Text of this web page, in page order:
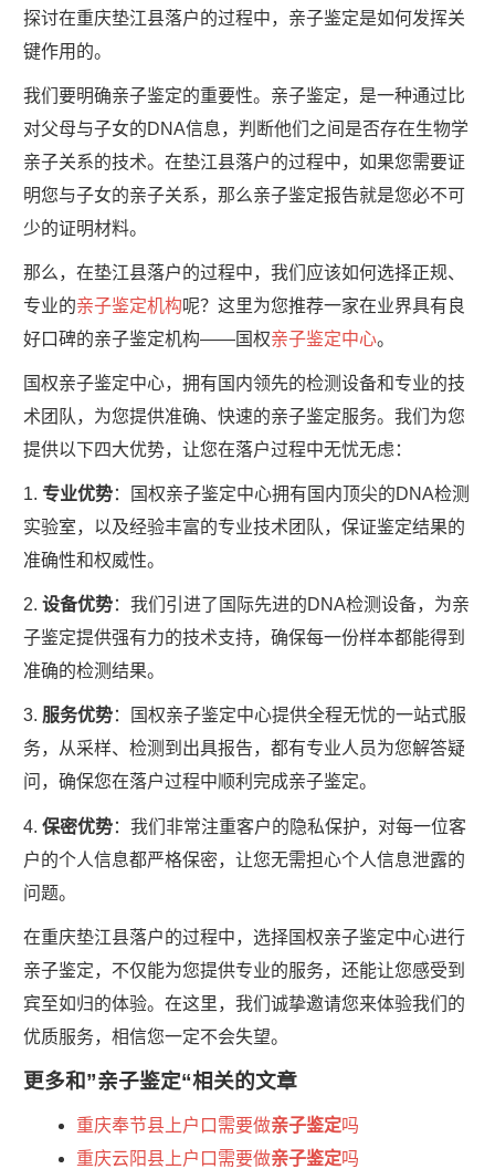
探讨在重庆垫江县落户的过程中，亲子鉴定是如何发挥关
键作用的。
我们要明确亲子鉴定的重要性。亲子鉴定，是一种通过比
对父母与子女的DNA信息，判断他们之间是否存在生物学
亲子关系的技术。在垫江县落户的过程中，如果您需要证
明您与子女的亲子关系，那么亲子鉴定报告就是您必不可
少的证明材料。
那么，在垫江县落户的过程中，我们应该如何选择正规、
专业的亲子鉴定机构呢？这里为您推荐一家在业界具有良
好口碑的亲子鉴定机构——国权亲子鉴定中心。
国权亲子鉴定中心，拥有国内领先的检测设备和专业的技
术团队，为您提供准确、快速的亲子鉴定服务。我们为您
提供以下四大优势，让您在落户过程中无忧无虑：
1. 专业优势：国权亲子鉴定中心拥有国内顶尖的DNA检测
实验室，以及经验丰富的专业技术团队，保证鉴定结果的
准确性和权威性。
2.设备优势：我们引进了国际先进的DNA检测设备，为亲
子鉴定提供强有力的技术支持，确保每一份样本都能得到
准确的检测结果。
3. 服务优势：国权亲子鉴定中心提供全程无忧的一站式服
务，从采样、检测到出具报告，都有专业人员为您解答疑
问，确保您在落户过程中顺利完成亲子鉴定。
4.保密优势：我们非常注重客户的隐私保护，对每一位客
户的个人信息都严格保密，让您无需担心个人信息泄露的
问题。
在重庆垫江县落户的过程中，选择国权亲子鉴定中心进行
亲子鉴定，不仅能为您提供专业的服务，还能让您感受到
宾至如归的体验。在这里，我们诚挚邀请您来体验我们的
优质服务，相信您一定不会失望。
更多和”亲子鉴定“相关的文章
重庆奉节县上户口需要做亲子鉴定吗
重庆云阳县上户口需要做亲子鉴定吗